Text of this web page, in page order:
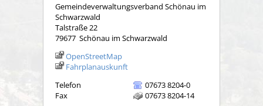
Gemeindeverwaltungsverband Schönau im
Schwarzwald
Talstraße 22
79677 Schönau im Schwarzwald
OpenStreetMap
Fahrplanauskunft
Telefon
07673 8204-0
Fax
07673 8204-14